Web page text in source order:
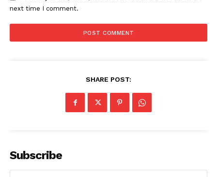
next time I comment.
SHARE POST:
Subscribe